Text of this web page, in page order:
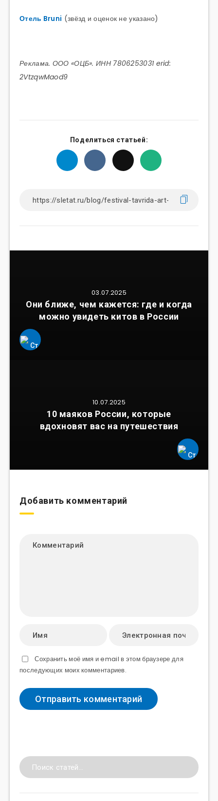
Отель Bruni (звёзд и оценок не указано)
Реклама. ООО «ОЦБ». ИНН 7806253031 erid:
2VtzqwMaod9
Поделиться статьей:
03.07.2025
Они ближе, чем кажется: где и когда
можно увидеть китов в России
10.07.2025
10 маяков России, которые
вдохновят вас на путешествия
Добавить комментарий
Сохранить моё имя и email в этом браузере для
последующих моих комментариев.